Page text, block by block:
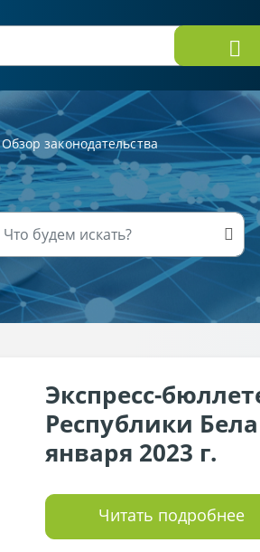
Обзор законодательства
Экспресс-
Республики
января 2023 г.
Читать подробнее